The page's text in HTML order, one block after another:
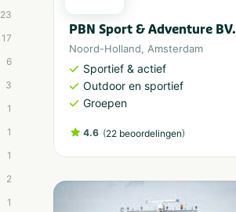
23
17
6
3
1
1
1
2
1
PBN Sport & Adventure BV.
Noord-Holland, Amsterdam
Sportief & actief
Outdoor en sportief
Groepen
4.6 (22 beoordelingen)